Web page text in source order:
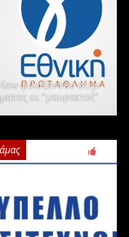
φιλοξενούν στην
οι “μαυραετοί”